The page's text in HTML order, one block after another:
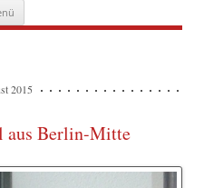
Inhalt
springen
2015
aus Berlin-Mitte